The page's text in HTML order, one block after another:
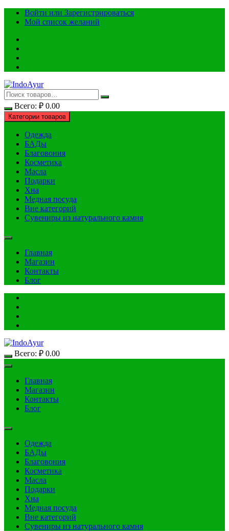
ПерейтиВойти или Зарегистрироваться
Мой список желаний
Всего: ₽ 0.00
Категории товаров
Одежда
БАДы
Благовония
Косметика
Масла
Подарки
Хна
Медная посуда
Вне категорий
Сувениры из натурального камня
Главная
Магазин
Контакты
Блог
Всего: ₽ 0.00
Главная
Магазин
Контакты
Блог
Одежда
БАДы
Благовония
Косметика
Масла
Подарки
Хна
Медная посуда
Вне категорий
Сувениры из натурального камня